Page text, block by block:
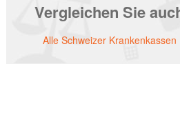
Vergleichen Sie
Alle Schweizer Krankenkassen